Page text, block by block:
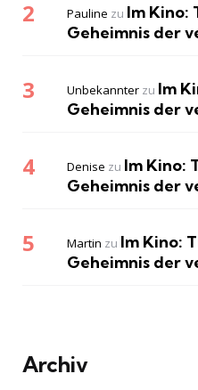
Pauline zu Im Kino:
Geheimnis der
Unbekannter zu Im
Geheimnis der
Denise zu Im Kino:
Geheimnis der
Martin zu Im Kino:
Geheimnis der
Archiv